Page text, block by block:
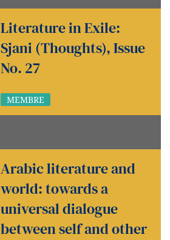
Literature in Exile:
Sjani (Thoughts), Issue
No. 27
MEMBRE
Arabic literature and
world: towards a
universal dialogue
between self and other